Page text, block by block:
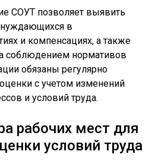
СОУТ позволяет выявить
нуждающихся в
и компенсациях, а также
соблюдением нормативов
обязаны регулярно
с учетом изменений
и условий труда.
рабочих мест для
условий труда